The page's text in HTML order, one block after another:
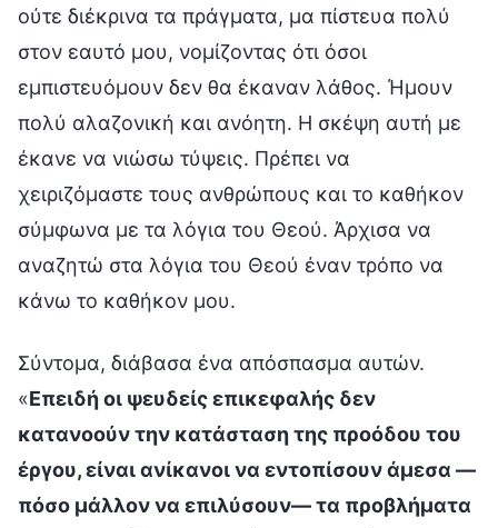
ούτε διέκρινα τα πράγματα, μα πίστευα πολύ
στον εαυτό μου, νομίζοντας ότι όσοι
εμπιστευόμουν δεν θα έκαναν λάθος. Ήμουν
πολύ αλαζονική και ανόητη. Η σκέψη αυτή με
έκανε να νιώσω τύψεις. Πρέπει να
χειριζόμαστε τους ανθρώπους και το καθήκον
σύμφωνα με τα λόγια του Θεού. Άρχισα να
αναζητώ στα λόγια του Θεού έναν τρόπο να
κάνω το καθήκον μου.
Σύντομα, διάβασα ένα απόσπασμα αυτών.
«Επειδή οι ψευδείς επικεφαλής δεν
κατανοούν την κατάσταση της προόδου του
έργου, είναι ανίκανοι να εντοπίσουν άμεσα —
πόσο μάλλον να επιλύσουν— τα προβλήματα